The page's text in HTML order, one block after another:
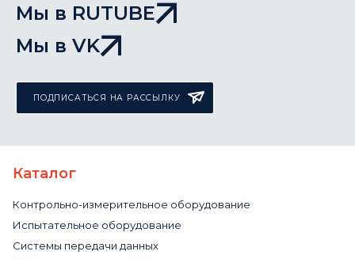
Мы в RUTUBE
Мы в VK
ПОДПИСАТЬСЯ НА РАССЫЛКУ
Каталог
Контрольно-измерительное оборудование
Испытательное оборудование
Системы передачи данных